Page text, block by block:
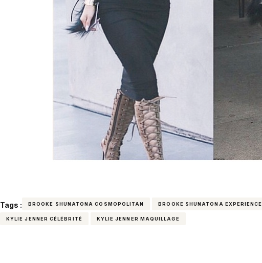
Tags : BROOKE SHUNATONA COSMOPOLITAN BROOKE SHUNATONA EXPERIENCE
KYLIE JENNER CÉLÉBRITÉ KYLIE JENNER MAQUILLAGE